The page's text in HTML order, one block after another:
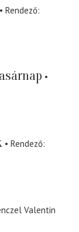
Rendező
Rendező
Valentin